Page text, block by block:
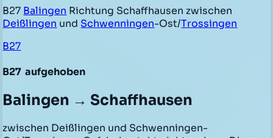
B27 Balingen Richtung Schaffhausen zwischen
Deißlingen und Schwenningen-Ost/Trossingen
B27
B27 aufgehoben
Balingen → Schaffhausen
zwischen Deißlingen und Schwenningen-